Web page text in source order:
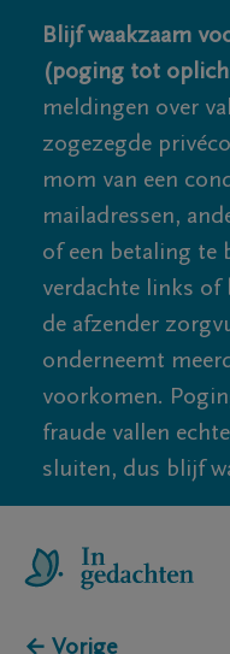
Blijf waakzaam
(poging tot
meldingen over
zogezegde
mom van een
mailadressen,
of een betaling te
verdachte links of
de afzender
onderneemt
voorkomen.
fraude vallen
sluiten, dus blijf
← Vorige